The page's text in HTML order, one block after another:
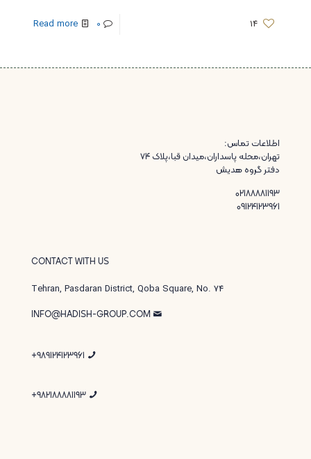
14
0
Read more
اطلاعات تماس:
تهران،محله پاسداران،میدان قبا،پلاک ۷۴
دفتر گروه هدیش
02188881193
09124123961
CONTACT WITH US
Tehran, Pasdaran District, Qoba Square, No. 74